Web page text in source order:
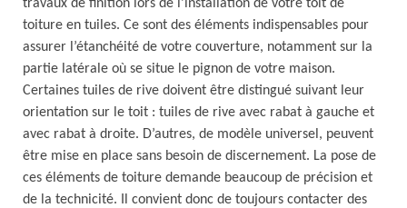
travaux de finition lors de l’installation de votre toit de
toiture en tuiles. Ce sont des éléments indispensables pour
assurer l’étanchéité de votre couverture, notamment sur la
partie latérale où se situe le pignon de votre maison.
Certaines tuiles de rive doivent être distingué suivant leur
orientation sur le toit : tuiles de rive avec rabat à gauche et
avec rabat à droite. D’autres, de modèle universel, peuvent
être mise en place sans besoin de discernement. La pose de
ces éléments de toiture demande beaucoup de précision et
de la technicité. Il convient donc de toujours contacter des